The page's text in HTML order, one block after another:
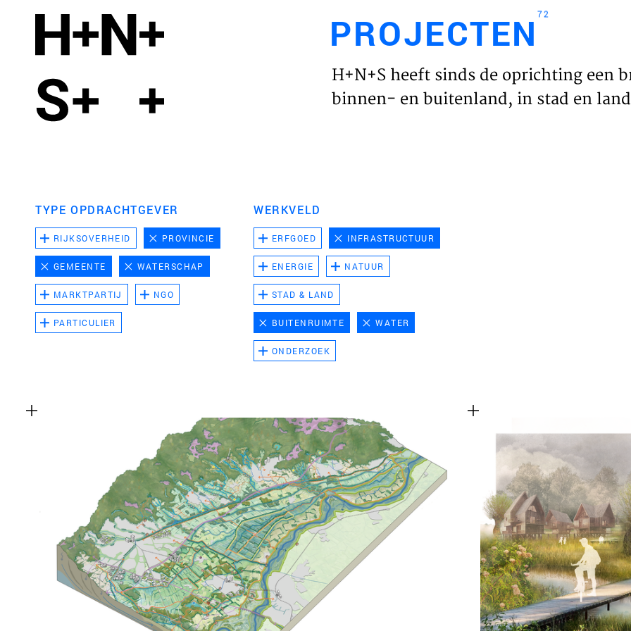
HOME
PROJECTEN 72
H+N+S heeft sinds de oprichting een
binnen- en buitenland, in stad en
TYPE OPDRACHTGEVER
RIJKSOVERHEID PROVINCIE
GEMEENTE WATERSCHAP
MARKTPARTIJ NGO
PARTICULIER
WERKVELD
ERFGOED INFRASTRUCTUUR
ENERGIE NATUUR
STAD & LAND
BUITENRUIMTE WATER
ONDERZOEK